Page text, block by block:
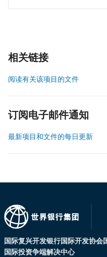
相关链接
阅读有关该项目的文件
订阅电子邮件通知
最新项目和文件的每日更新
国际复兴开发银行国际开发协会
国际投资争端解决中心